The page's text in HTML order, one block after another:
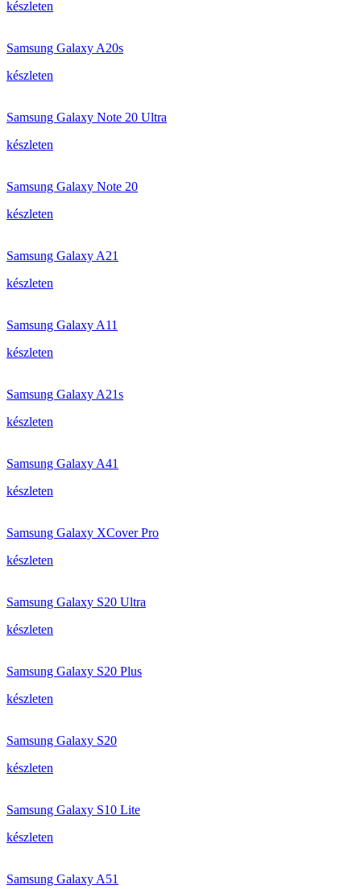
készleten
Samsung Galaxy A20s
készleten
Samsung Galaxy Note 20 Ultra
készleten
Samsung Galaxy Note 20
készleten
Samsung Galaxy A21
készleten
Samsung Galaxy A11
készleten
Samsung Galaxy A21s
készleten
Samsung Galaxy A41
készleten
Samsung Galaxy XCover Pro
készleten
Samsung Galaxy S20 Ultra
készleten
Samsung Galaxy S20 Plus
készleten
Samsung Galaxy S20
készleten
Samsung Galaxy S10 Lite
készleten
Samsung Galaxy A51